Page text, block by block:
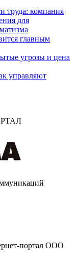
труда: компания
для
главным
угрозы и цена
управляют
портал ООО